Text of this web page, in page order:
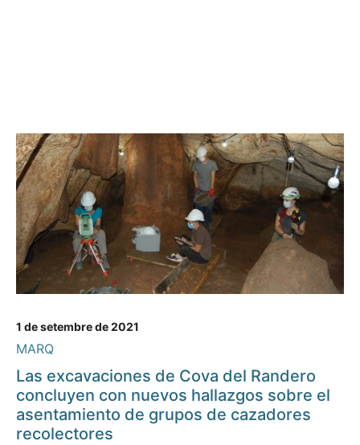
1 de setembre de 2021
MARQ
Las excavaciones de Cova del Randero
concluyen con nuevos hallazgos sobre el
asentamiento de grupos de cazadores
recolectores